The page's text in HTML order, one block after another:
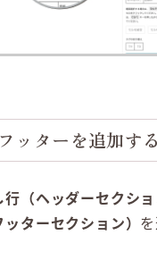
ッターを追加する
行（ヘッダーセクショ
ターセクション）